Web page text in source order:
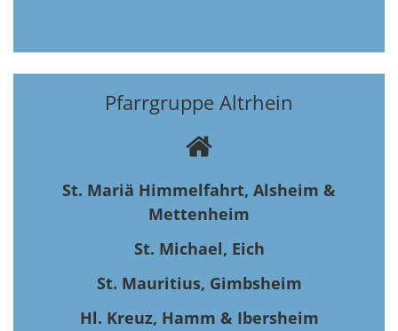
Pfarrgruppe Altrhein
St. Mariä Himmelfahrt, Alsheim &
Mettenheim
St. Michael, Eich
St. Mauritius, Gimbsheim
Hl. Kreuz, Hamm & Ibersheim